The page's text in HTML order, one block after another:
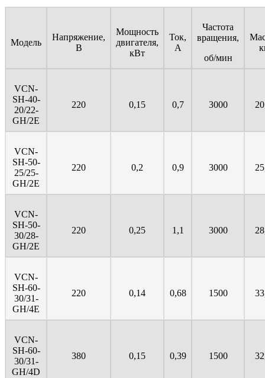
Модель
Напряжение,
В
Мощность
двигателя,
кВт
Ток,
А
Частота
вращения,
об/мин
VCN-
SH-40-
20/22-
GH/2E
220 0,15 0,7 3000
VCN-
SH-50-
25/25-
GH/2E
220 0,2 0,9 3000
VCN-
SH-50-
30/28-
GH/2E
220 0,25 1,1 3000
VCN-
SH-60-
30/31-
GH/4E
220 0,14 0,68 1500
VCN-
SH-60-
30/31-
GH/4D
380 0,15 0,39 1500